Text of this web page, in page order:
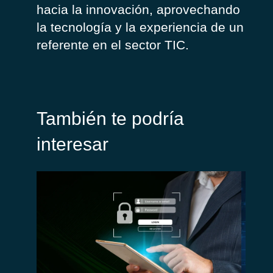
hacia la innovación, aprovechando
la tecnología y la experiencia de un
referente en el sector TIC.
También te podría
interesar